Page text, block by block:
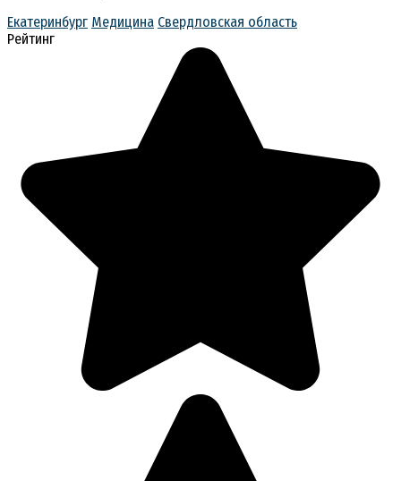
Екатеринбург Медицина Свердловская область
Рейтинг